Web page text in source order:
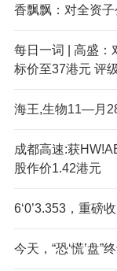
香飘飘：对全资
每日一词 | 高盛：
标价至37港元 评
海王,生物11—月
成都高速:获
股作价1.42港元
6‘0’3.353，重磅收
今天，“恐‘慌’盘”